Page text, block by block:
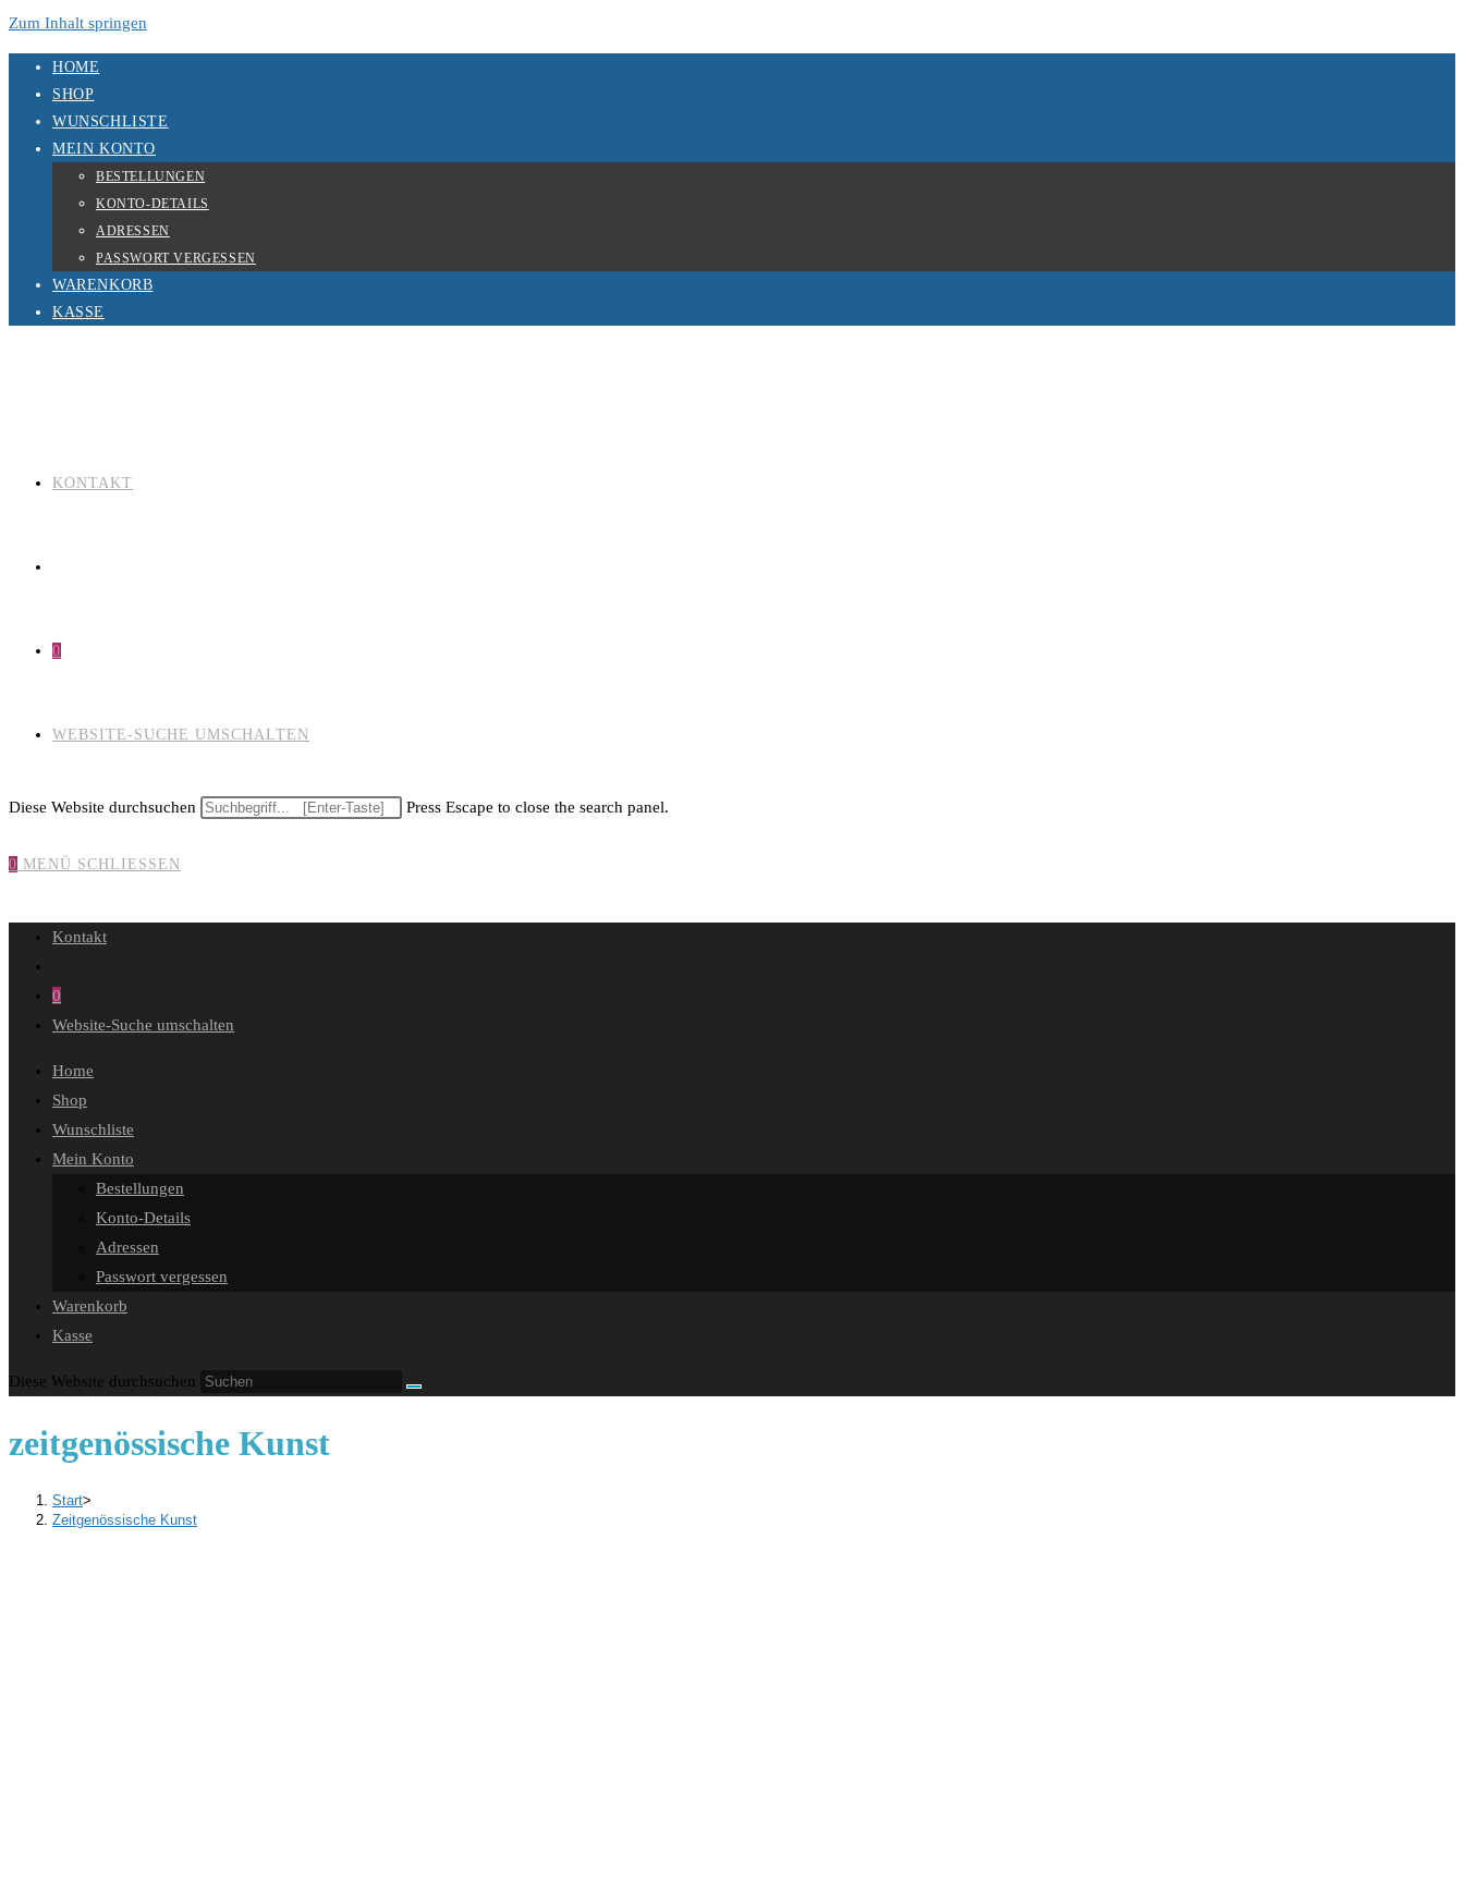
Zum Inhalt springen
HOME
SHOP
WUNSCHLISTE
MEIN KONTO
BESTELLUNGEN
KONTO-DETAILS
ADRESSEN
PASSWORT VERGESSEN
WARENKORB
KASSE
KONTAKT
0
WEBSITE-SUCHE UMSCHALTEN
Diese Website durchsuchen Press Escape to close the search panel.
0 MENÜ SCHLIESSEN
Kontakt
0
Website-Suche umschalten
Home
Shop
Wunschliste
Mein Konto
Bestellungen
Konto-Details
Adressen
Passwort vergessen
Warenkorb
Kasse
Diese Website durchsuchen
zeitgenössische Kunst
Start>
Zeitgenössische Kunst